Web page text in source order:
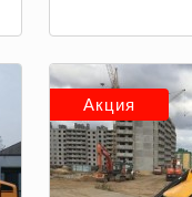
Акция